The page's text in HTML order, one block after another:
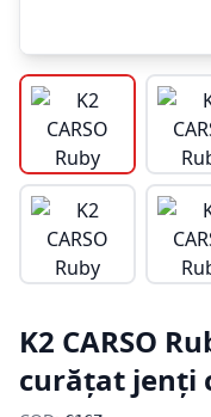
K2 CARSO
curățat jenți